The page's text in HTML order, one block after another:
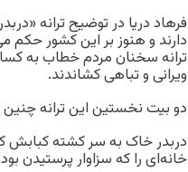
فرهاد دریا در توضیح ترانه
دارند و هنوز بر این کشور حکم
ترانه سخنان مردم خطاب به
ویرانی و تباهی کشاندند.
دو بیت نخستین این ترانه
دربدر خاک به سر کشته کبابش
خانه‌ای را که سزاوار پرستیدن